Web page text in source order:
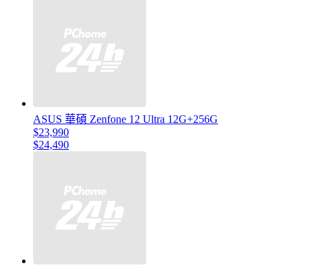
ASUS 華碩 Zenfone 12 Ultra 12G+256G
$23,990
$24,490